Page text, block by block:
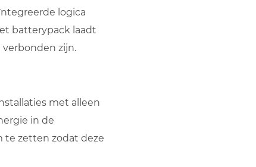
logica
batterypack laadt
zijn.
met alleen
in de
te zetten zodat deze